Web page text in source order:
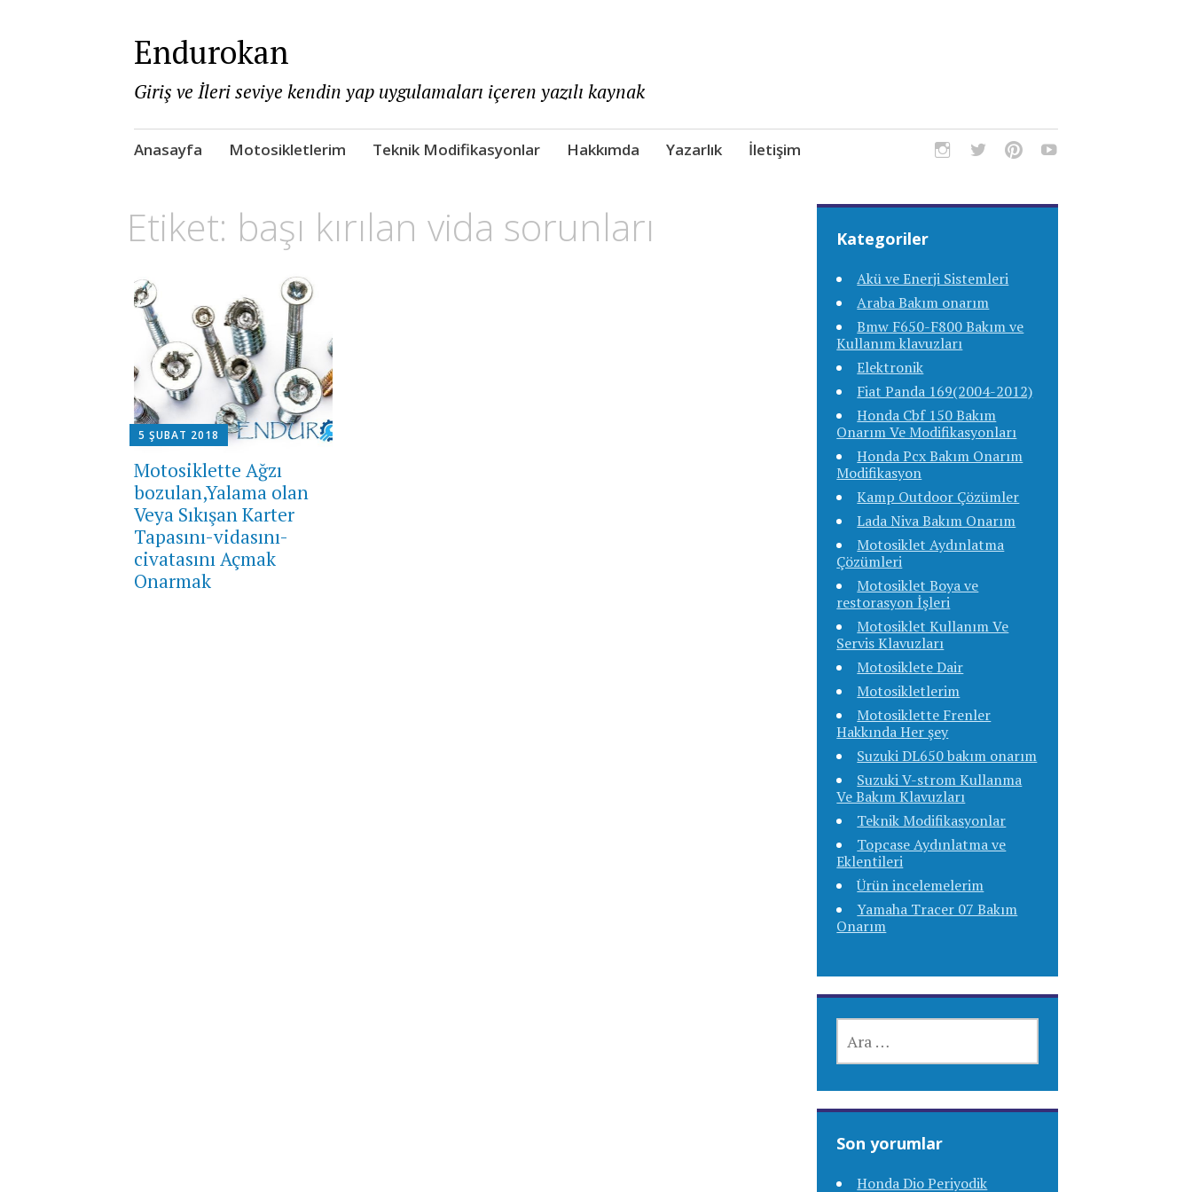
Endurokan
Giriş ve İleri seviye kendin yap uygulamaları içeren yazılı kaynak
Skip
Anasayfa Motosikletlerim Teknik Modifikasyonlar Hakkımda Yazarlık İletişim
Etiket: başı kırılan vida sorunları
5 ŞUBAT 2018
Motosiklette Ağzı
bozulan,Yalama olan
Veya Sıkışan Karter
Tapasını-vidasını-
civatasını Açmak
Onarmak
Kategoriler
Akü ve Enerji Sistemleri
Araba Bakım onarım
Bmw F650-F800 Bakım ve
Kullanım klavuzları
Elektronik
Fiat Panda 169(2004-2012)
Honda Cbf 150 Bakım
Onarım Ve Modifikasyonları
Honda Pcx Bakım Onarım
Modifikasyon
Kamp Outdoor Çözümler
Lada Niva Bakım Onarım
Motosiklet Aydınlatma
Çözümleri
Motosiklet Boya ve
restorasyon İşleri
Motosiklet Kullanım Ve
Servis Klavuzları
Motosiklete Dair
Motosikletlerim
Motosiklette Frenler
Hakkında Her şey
Suzuki DL650 bakım onarım
Suzuki V-strom Kullanma
Ve Bakım Klavuzları
Teknik Modifikasyonlar
Topcase Aydınlatma ve
Eklentileri
Ürün incelemelerim
Yamaha Tracer 07 Bakım
Onarım
Son yorumlar
Honda Dio Periyodik